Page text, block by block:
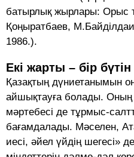
батырлық жырлары: Орыс
Қоңыратбаев,
1986.).
Екі жарты – бір бүтін
Қазақтың дүниетанымын
айшықтауға болады. Оның
мәртебесі де тұрмыс-
бағамдалады. Мәселен,
иесі, әйел үйдің шегесі»